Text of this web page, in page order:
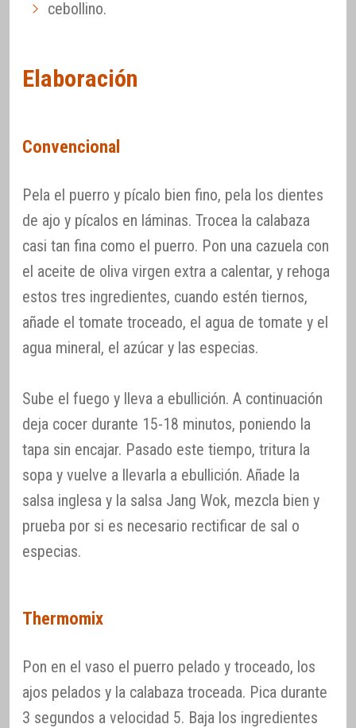
cebollino.
Elaboración
Convencional
Pela el puerro y pícalo bien fino, pela los dientes
de ajo y pícalos en láminas. Trocea la calabaza
casi tan fina como el puerro. Pon una cazuela con
el aceite de oliva virgen extra a calentar, y rehoga
estos tres ingredientes, cuando estén tiernos,
añade el tomate troceado, el agua de tomate y el
agua mineral, el azúcar y las especias.
Sube el fuego y lleva a ebullición. A continuación
deja cocer durante 15-18 minutos, poniendo la
tapa sin encajar. Pasado este tiempo, tritura la
sopa y vuelve a llevarla a ebullición. Añade la
salsa inglesa y la salsa Jang Wok, mezcla bien y
prueba por si es necesario rectificar de sal o
especias.
Thermomix
Pon en el vaso el puerro pelado y troceado, los
ajos pelados y la calabaza troceada. Pica durante
3 segundos a velocidad 5. Baja los ingredientes